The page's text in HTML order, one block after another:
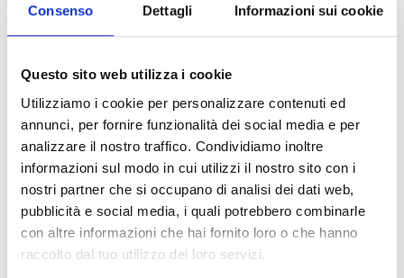
Consenso Dettagli Informazioni sui cookie
Questo sito web utilizza i cookie
Utilizziamo i cookie per personalizzare contenuti ed
annunci, per fornire funzionalità dei social media e per
analizzare il nostro traffico. Condividiamo inoltre
informazioni sul modo in cui utilizzi il nostro sito con i
nostri partner che si occupano di analisi dei dati web,
pubblicità e social media, i quali potrebbero combinarle
con altre informazioni che hai fornito loro o che hanno
raccolto dal tuo utilizzo dei loro servizi.
Accessoires pour socles EB00 - Matériaux (47)
Accessoires pour les tests des détecteurs -
Matériaux(6)
Documents(6992)
Tout sélectionner
marqués par une icône lock
EFFACER LES FILTRES